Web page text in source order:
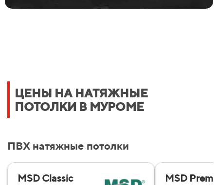
ЦЕНЫ НА НАТЯЖНЫЕ
ПОТОЛКИ В МУРОМЕ
ПВХ натяжные потолки
MSD Classic MSD